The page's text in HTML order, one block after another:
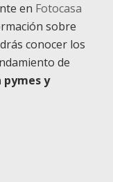
en Fotocasa
sobre
conocer los
de
y